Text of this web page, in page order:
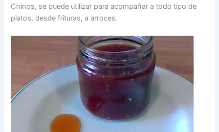
Chinos, se puede utilizar para acompañar a todo tipo de
platos, desde frituras, a arroces.